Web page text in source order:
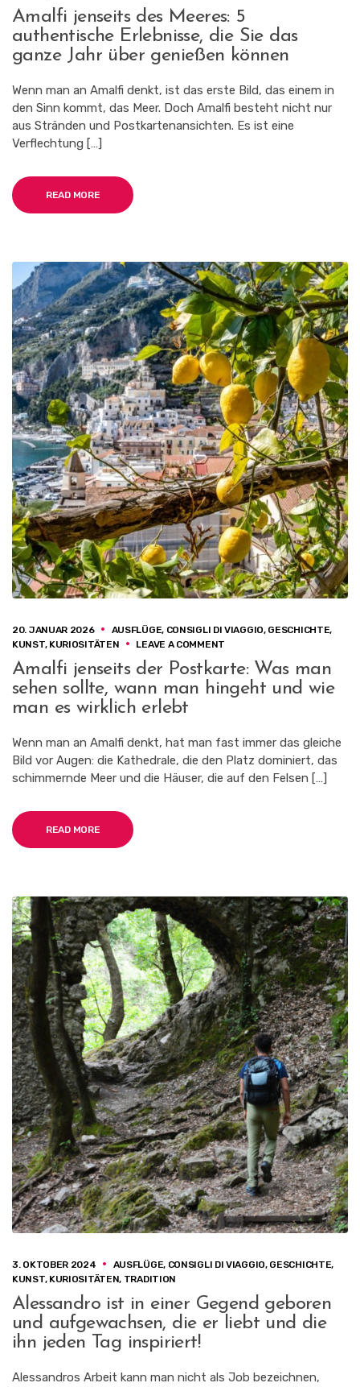
JENSEITS
DES
MEERES:
5
ERLEBNISSE,
DIE
SIE
Amalfi jenseits des Meeres: 5
authentische Erlebnisse, die Sie das
ganze Jahr über genießen können
Wenn man an Amalfi denkt, ist das erste Bild, das einem in
den Sinn kommt, das Meer. Doch Amalfi besteht nicht nur
aus Stränden und Postkartenansichten. Es ist eine
Verflechtung […]
READ MORE
20. JANUAR 2026 AUSFLÜGE, CONSIGLI DI VIAGGIO, GESCHICHTE,
KUNST, KURIOSITÄTEN LEAVE A COMMENTON
AMALFI
JENSEITS
DER
SEHEN
SOLLTE,
WANN
Amalfi jenseits der Postkarte: Was man
sehen sollte, wann man hingeht und wie
man es wirklich erlebt
Wenn man an Amalfi denkt, hat man fast immer das gleiche
Bild vor Augen: die Kathedrale, die den Platz dominiert, das
schimmernde Meer und die Häuser, die auf den Felsen […]
READ MORE
3. OKTOBER 2024 AUSFLÜGE, CONSIGLI DI VIAGGIO, GESCHICHTE,
KUNST, KURIOSITÄTEN, TRADITION
Alessandro ist in einer Gegend geboren
und aufgewachsen, die er liebt und die
ihn jeden Tag inspiriert!
Alessandros Arbeit kann man nicht als Job bezeichnen,